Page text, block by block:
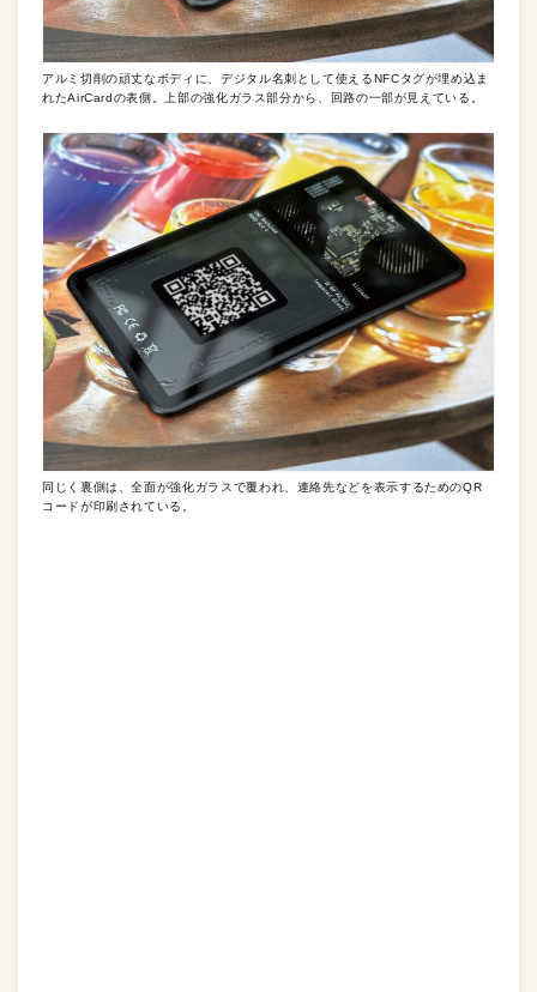
アルミ切削の頑丈なボディに、デジタル名刺として使えるNFCタグが埋め込ま
れたAirCardの表側。上部の強化ガラス部分から、回路の一部が見えている。
同じく裏側は、全面が強化ガラスで覆われ、連絡先などを表示するためのQR
コードが印刷されている。